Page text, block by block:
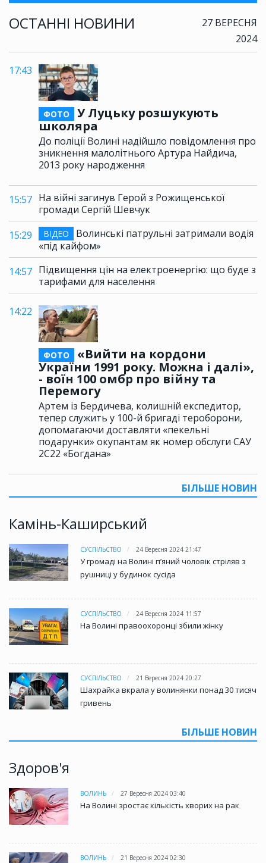
ОСТАННІ НОВИНИ
27 ВЕРЕСНЯ
2024
17:43
ФОТО
У Луцьку розшукують
школяра
До поліції Волині надійшло повідомлення про
зникнення малолітнього Артура Найдича,
2013 року народження
15:57 На війні загинув Герой з Рожищенської
громади Сергій Шевчук
15:29
ВІДЕО
Волинські патрульні затримали водія
«під кайфом»
14:57 Підвищення цін на електроенергію: що буде з
тарифами для населення
14:22
ФОТО
«Вийти на кордони
України 1991 року. Можна і далі»,
- воїн 100 омбр про війну та
Перемогу
Артем із Бердичева, колишній експедитор,
тепер служить у 100-й бригаді тероборони,
допомагаючи доставляти «пекельні
подарунки» окупантам як номер обслуги САУ
2С22 «Богдана»
БІЛЬШЕ НОВИН
Камінь-Каширський
СУСПІЛЬСТВО 24 Вересня 2024 21:47
У громаді на Волині пʼяний чоловік стріляв з
рушниці у будинок сусіда
СУСПІЛЬСТВО 24 Вересня 2024 11:57
На Волині правоохоронці збили жінку
СУСПІЛЬСТВО 21 Вересня 2024 20:27
Шахрайка вкрала у волинянки понад 30 тисяч
гривень
БІЛЬШЕ НОВИН
Здоров'я
ВОЛИНЬ 27 Вересня 2024 03:40
На Волині зростає кількість хворих на рак
ВОЛИНЬ 21 Вересня 2024 02:30